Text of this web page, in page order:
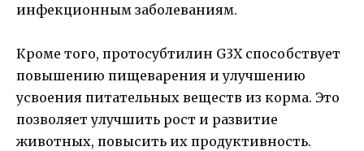
инфекционным заболеваниям.
Кроме того, протосубтилин G3X способствует
повышению пищеварения и улучшению
усвоения питательных веществ из корма. Это
позволяет улучшить рост и развитие
животных, повысить их продуктивность.